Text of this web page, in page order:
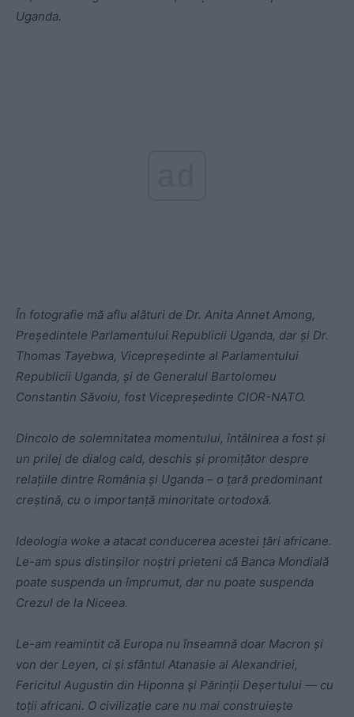
Uganda.
În fotografie mă aflu alături de Dr. Anita Annet Among,
Președintele Parlamentului Republicii Uganda, dar și Dr.
Thomas Tayebwa, Vicepreședinte al Parlamentului
Republicii Uganda, și de Generalul Bartolomeu
Constantin Săvoiu, fost Vicepreședinte CIOR-NATO.
Dincolo de solemnitatea momentului, întâlnirea a fost și
un prilej de dialog cald, deschis și promițător despre
relațiile dintre România și Uganda – o țară predominant
creștină, cu o importanță minoritate ortodoxă.
Ideologia woke a atacat conducerea acestei țări africane.
Le-am spus distinșilor noștri prieteni că Banca Mondială
poate suspenda un împrumut, dar nu poate suspenda
Crezul de la Niceea.
Le-am reamintit că Europa nu înseamnă doar Macron și
von der Leyen, ci și sfântul Atanasie al Alexandriei,
Fericitul Augustin din Hiponna și Părinții Deșertului — cu
toții africani. O civilizație care nu mai construiește